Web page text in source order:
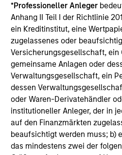
*Professioneller Anleger
Anhang II Teil I der Richtlinie
ein Kreditinstitut, eine
zugelassenes oder
Versicherungsgesellschaft, ein
gemeinsame Anlagen oder
Verwaltungsgesellschaft, ein
dessen
oder Waren-Derivatehändler
institutioneller Anleger, der in
auf den Finanzmärkten
beaufsichtigt werden muss; b)
das mindestens zwei der
International &